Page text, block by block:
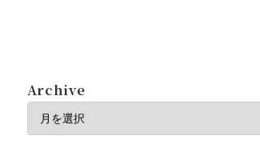
Archive